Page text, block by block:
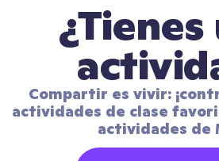
¿Tienes
Compartir es vivir:
actividades de clase
actividades de